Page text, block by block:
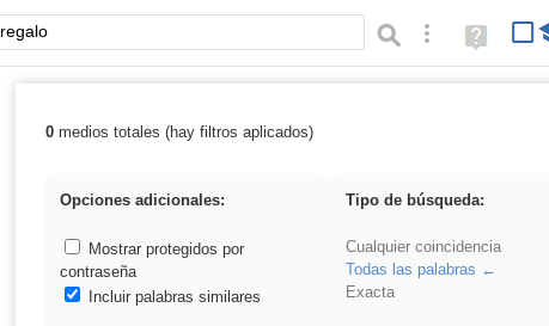
Palabra o frase: Búsqueda avanzada
Ayuda
(en
Resultados de: regalo
0medios totales (hay filtros aplicados)
Opciones adicionales:
Mostrar protegidos por
contraseña
Incluir palabras similares
Tipo de búsqueda:
Cualquier coincidencia
Todas las palabras
Exacta